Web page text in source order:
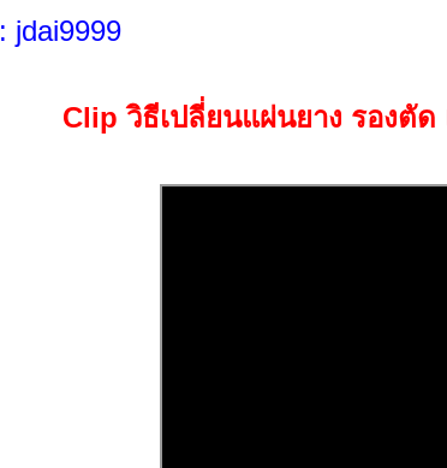
: jdai9999
Clip วิธีเปลี่ยนแผ่นยาง รองตั